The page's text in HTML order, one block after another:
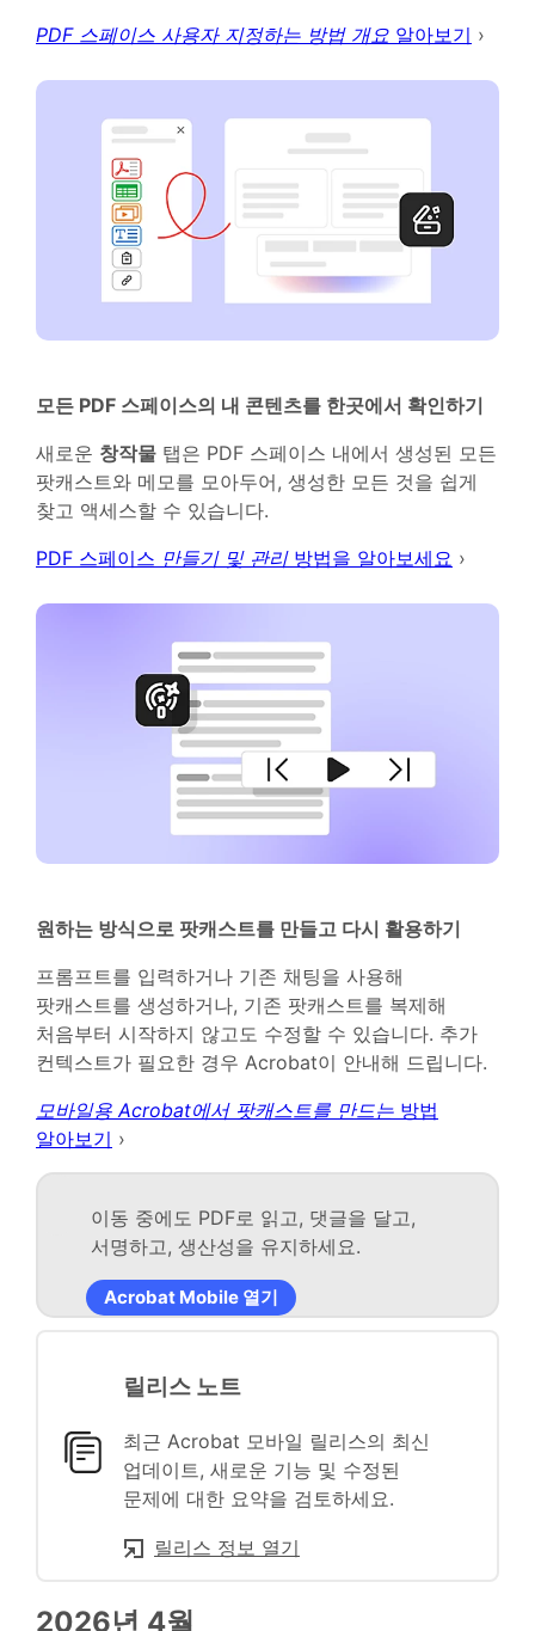
PDF 스페이스 사용자 지정하는 방법 개요 알아보기 ›
모든 PDF 스페이스의 내 콘텐츠를 한곳에서 확인하기
새로운 창작물 탭은 PDF 스페이스 내에서 생성된 모든
팟캐스트와 메모를 모아두어, 생성한 모든 것을 쉽게
찾고 액세스할 수 있습니다.
PDF 스페이스 만들기 및 관리방법을 알아보세요 ›
원하는 방식으로 팟캐스트를 만들고 다시 활용하기
프롬프트를 입력하거나 기존 채팅을 사용해
팟캐스트를 생성하거나, 기존 팟캐스트를 복제해
처음부터 시작하지 않고도 수정할 수 있습니다. 추가
컨텍스트가 필요한 경우 Acrobat이 안내해 드립니다.
모바일용 Acrobat에서 팟캐스트를 만드는 방법
알아보기 ›
이동 중에도 PDF로 읽고, 댓글을 달고,
서명하고, 생산성을 유지하세요.
Acrobat Mobile 열기
릴리스 노트
최근 Acrobat 모바일 릴리스의 최신
업데이트, 새로운 기능 및 수정된
문제에 대한 요약을 검토하세요.
릴리스 정보 열기
2026년 4월